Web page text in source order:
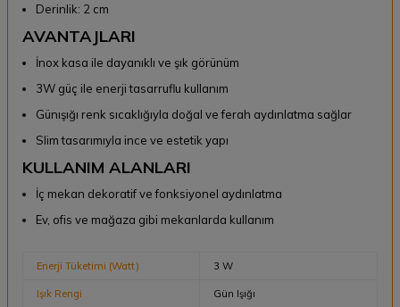
Derinlik: 2 cm
AVANTAJLARI
İnox kasa ile dayanıklı ve şık görünüm
3W güç ile enerji tasarruflu kullanım
Günışığı renk sıcaklığıyla doğal ve ferah aydınlatma sağlar
Slim tasarımıyla ince ve estetik yapı
KULLANIM ALANLARI
İç mekan dekoratif ve fonksiyonel aydınlatma
Ev, ofis ve mağaza gibi mekanlarda kullanım
Enerji Tüketimi (Watt) 3 W
Işık Rengi Gün Işığı